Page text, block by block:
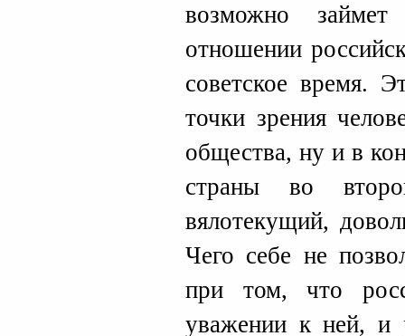
возможно
отношении
советское время.
точки зрения
общества, ну и в
страны во
вялотекущий,
Чего себе не
при том, что
уважении к ней, и